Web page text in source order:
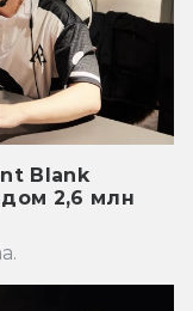
Blank
2,6 млн